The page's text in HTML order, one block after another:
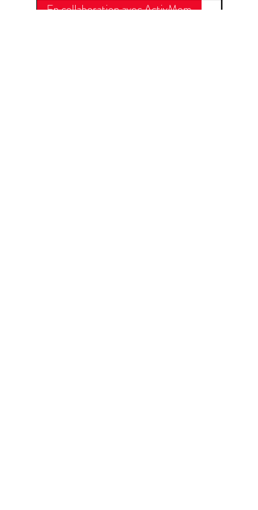
En collaboration avec ActivMom